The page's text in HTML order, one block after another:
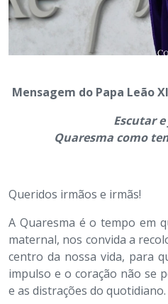
Mensagem do Papa Leão
Escutar
Quaresma como
Queridos irmãos e irmãs!
A Quaresma é o tempo em
maternal, nos convida a
centro da nossa vida, para
impulso e o coração não se
e as distrações do quotidiano.